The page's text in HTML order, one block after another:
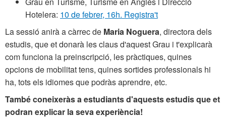
Hotelera: 10 de febrer, 16h. Registra't
La sessió anirà a càrrec de Maria Noguera, directora dels
estudis, que et donarà les claus d'aquest Grau i t'explicarà
com funciona la preinscripció, les pràctiques, quines
opcions de mobilitat tens, quines sortides professionals hi
ha, tots els idiomes que podràs aprendre, etc.
També coneixeràs a estudiants d'aquests estudis que et
podran explicar la seva experiència!